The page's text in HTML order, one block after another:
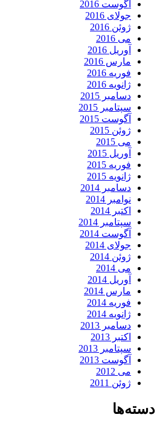
آگوست 2016
جولای 2016
ژوئن 2016
می 2016
آوریل 2016
مارس 2016
فوریه 2016
ژانویه 2016
دسامبر 2015
سپتامبر 2015
آگوست 2015
ژوئن 2015
می 2015
آوریل 2015
فوریه 2015
ژانویه 2015
دسامبر 2014
نوامبر 2014
اکتبر 2014
سپتامبر 2014
آگوست 2014
جولای 2014
ژوئن 2014
می 2014
آوریل 2014
مارس 2014
فوریه 2014
ژانویه 2014
دسامبر 2013
اکتبر 2013
سپتامبر 2013
آگوست 2013
می 2012
ژوئن 2011
دسته‌ها